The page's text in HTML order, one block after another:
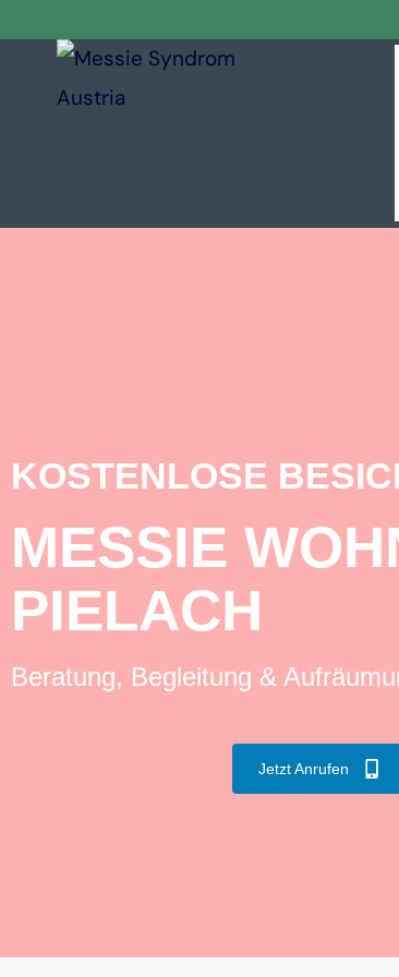
KOSTENLOSE
MESSIE
PIELACH
Beratung, Begleitung &
Jetzt Anrufen